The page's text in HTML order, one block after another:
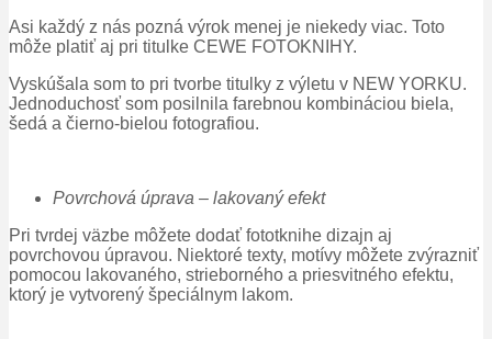
Asi každý z nás pozná výrok menej je niekedy viac. Toto
môže platiť aj pri titulke CEWE FOTOKNIHY.
Vyskúšala som to pri tvorbe titulky z výletu v NEW YORKU.
Jednoduchosť som posilnila farebnou kombináciou biela,
šedá a čierno-bielou fotografiou.
Povrchová úprava – lakovaný efekt
Pri tvrdej väzbe môžete dodať fototknihe dizajn aj
povrchovou úpravou. Niektoré texty, motívy môžete zvýrazniť
pomocou lakovaného, strieborného a priesvitného efektu,
ktorý je vytvorený špeciálnym lakom.